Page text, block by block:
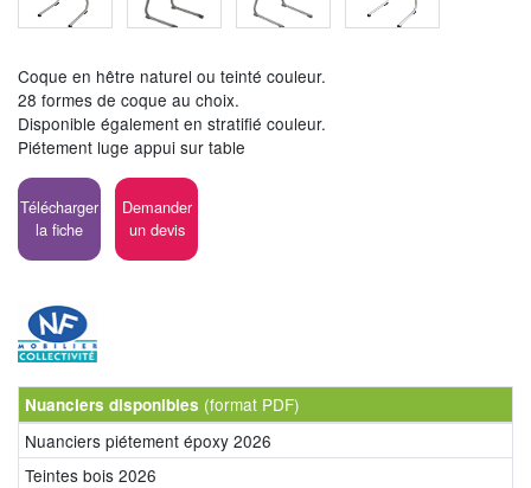
Coque en hêtre naturel ou teinté couleur.
28 formes de coque au choix.
Disponible également en stratifié couleur.
Piétement luge appui sur table
Télécharger
la fiche
Demander
un devis
Nuanciers disponibles (format PDF)
Nuanciers piétement époxy 2026
Teintes bois 2026